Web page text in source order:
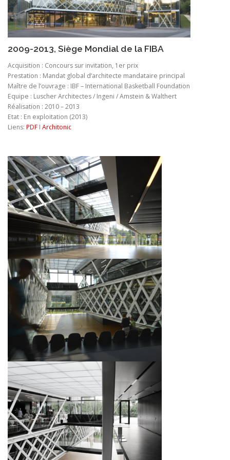
2009-2013, Siège Mondial de la FIBA
Acquisition : Concours sur invitation, 1er prix
Prestation : Mandat global d’architecte mandataire principal
Maître de l’ouvrage : IBF – International Basketball Foundation
Equipe : Luscher Architectes / Ingeni / Amstein & Walthert
Réalisation : 2010 – 2013
Etat : En exploitation (2013)
Liens: PDF I Architonic